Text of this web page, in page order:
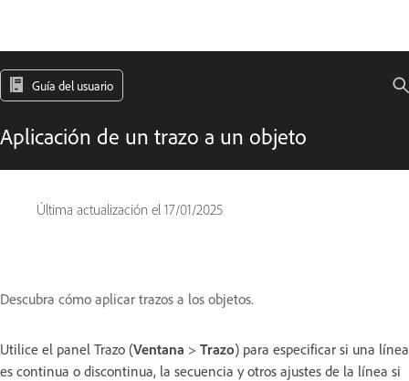
Guía del usuario
Aplicación de un trazo a un objeto
Última actualización el 17/01/2025
Descubra cómo aplicar trazos a los objetos.
Utilice el panel Trazo (Ventana > Trazo) para especificar si una línea
es continua o discontinua, la secuencia y otros ajustes de la línea si